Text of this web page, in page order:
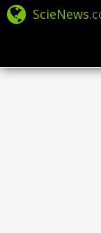
ScieNews